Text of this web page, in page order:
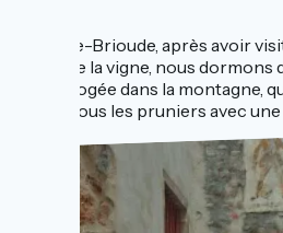
À Vieille-Brioude, après avoir
jardin de la vigne, nous
d’hôte logée dans la montagne,
repos sous les pruniers avec